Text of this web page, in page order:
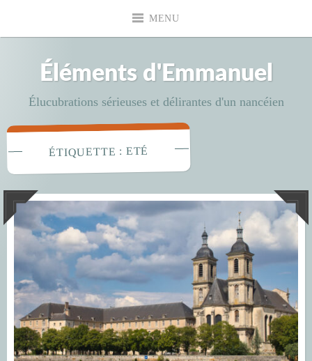
MENU
Éléments d'Emmanuel
Élucubrations sérieuses et délirantes d'un nancéien
ÉTIQUETTE : ETÉ